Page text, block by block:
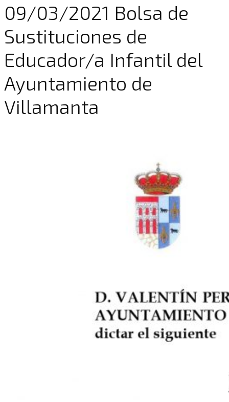
09/03/2021 Bolsa de
Sustituciones de
Educador/a Infantil del
Ayuntamiento de
Villamanta